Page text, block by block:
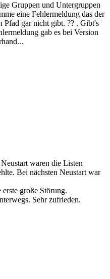
Gruppen und Untergruppen
eine Fehlermeldung das der
Pfad gar nicht gibt. ?? . Gibt's
gab es bei Version
waren die Listen
Bei nächsten Neustart war
große Störung.
Sehr zufrieden.